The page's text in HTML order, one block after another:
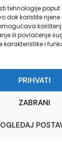
tehnologije
dok koristite
ili povlačenje
i
PRIHVATI
ZABRANI
u sjeni
Opći uvjeti